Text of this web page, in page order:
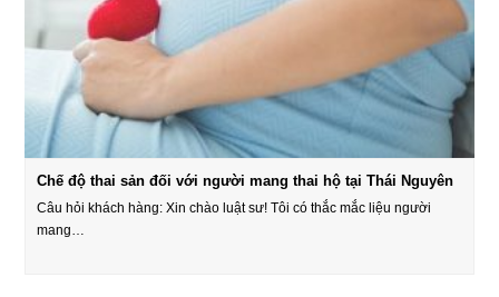
Chế độ thai sản đối với người mang thai hộ tại Thái Nguyên
Câu hỏi khách hàng: Xin chào luật sư! Tôi có thắc mắc liệu người
mang…